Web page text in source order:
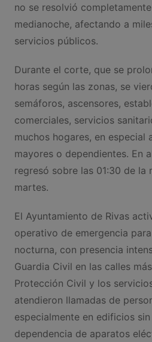
no se resolvió
medianoche, afectando a
servicios públicos.
Durante el corte, que se
horas según las zonas, se
semáforos, ascensores,
comerciales, servicios
muchos hogares, en especial
mayores o dependientes. En
regresó sobre las 01:30 de la
martes.
El Ayuntamiento de Rivas
operativo de emergencia
nocturna, con presencia
Guardia Civil en las calles
Protección Civil y los
atendieron llamadas de
especialmente en edificios
dependencia de aparatos